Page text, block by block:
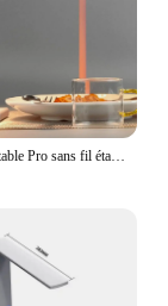
Mini lampe de table Pro sans fil étanche, batterie 5200mAh, IP54, lumière tactile à intensité variable pour restaurant, salle à manger